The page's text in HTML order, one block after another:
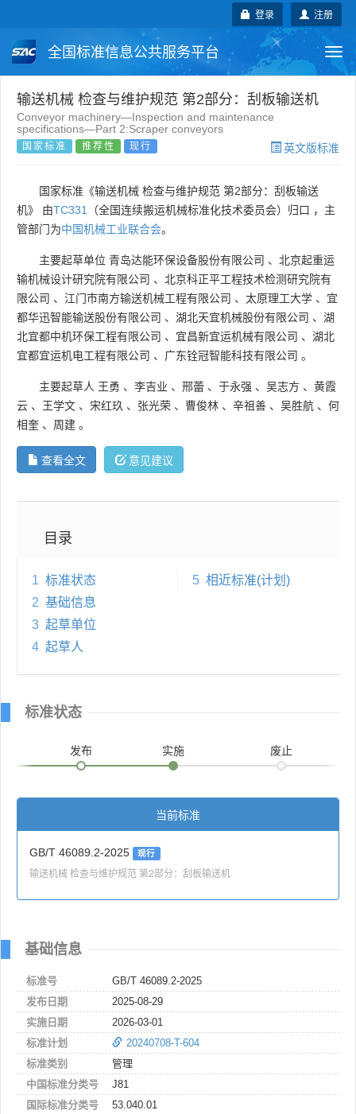
注册
登录
全国标准信息公共服务平台
国家标准 行业标准 地方标准
团体标准 企业标准
输送机械 检查与维护规范 第2部分：刮板输送机
Conveyor machinery—Inspection and maintenance
specifications—Part 2:Scraper conveyors
国家标准 推荐性 现行 英文版标准
国家标准《输送机械 检查与维护规范 第2部分：刮板输送
机》 由TC331
（全国连续搬运机械标准化技术委员会）归口 ，主
管部门为中国机械工业联合会。
主要起草单位 青岛达能环保设备股份有限公司 、 北京起重运
输机械设计研究院有限公司 、 北京科正平工程技术检测研究院有
限公司 、 江门市南方输送机械工程有限公司 、 太原理工大学 、 宜
都华迅智能输送股份有限公司 、 湖北天宜机械股份有限公司 、 湖
北宜都中机环保工程有限公司 、 宜昌新宜运机械有限公司 、 湖北
宜都宜运机电工程有限公司 、 广东铨冠智能科技有限公司 。
主要起草人 王勇 、 李吉业 、 邢蕾 、 于永强 、 吴志方 、 黄霞
云 、 王学文 、 宋红玖 、 张光荣 、 曹俊林 、 辛祖善 、 吴胜航 、 何
相奎 、 周建 。
查看全文 意见建议
目录
1 标准状态
2 基础信息
3 起草单位
4 起草人
5 相近标准(计划)
标准状态
发布 实施 废止
当前标准
GB/T 46089.2-2025 现行
输送机械 检查与维护规范 第2部分：刮板输送机
基础信息
标准号
GB/T 46089.2-2025
发布日期
2025-08-29
实施日期
2026-03-01
标准计划
20240708-T-604
标准类别
管理
中国标准分类号
J81
国际标准分类号
53.040.01